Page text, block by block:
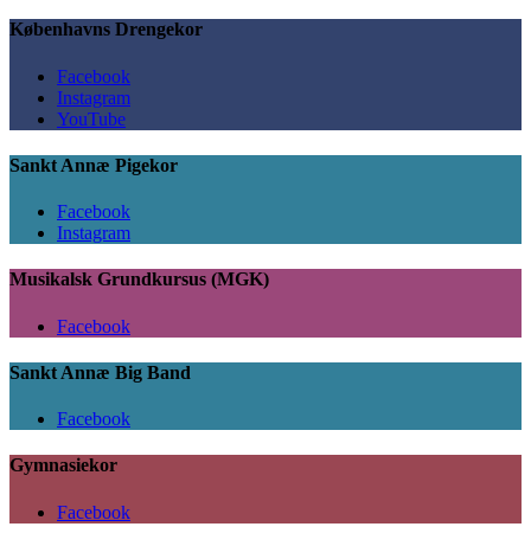
Københavns Drengekor
Facebook
Instagram
YouTube
Sankt Annæ Pigekor
Facebook
Instagram
Musikalsk Grundkursus (MGK)
Facebook
Sankt Annæ Big Band
Facebook
Gymnasiekor
Facebook